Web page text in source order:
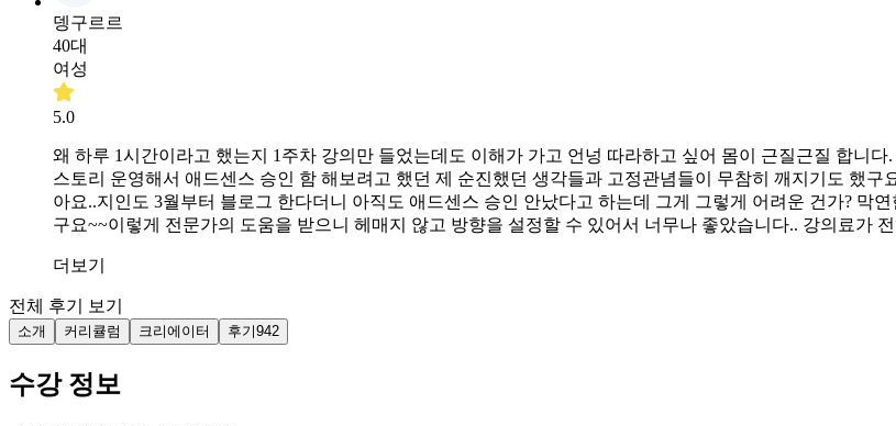
뎅구르르
40대
여성
5.0
왜 하루 1시간이라고 했는지 1주차 강의만 들었는데도 이해가 가고 언넝 따라하고 싶어 몸이 근질근질 합니
스토리 운영해서 애드센스 승인 함 해보려고 했던 제 순진했던 생각들과 고정관념들이 무참히 깨지기도 했
아요..지인도 3월부터 블로그 한다더니 아직도 애드센스 승인 안났다고 하는데 그게 그렇게 어려운 건가? 막
구요~~이렇게 전문가의 도움을 받으니 헤매지 않고 방향을 설정할 수 있어서 너무나 좋았습니다.. 강의료가
더보기
전체 후기 보기
소개 커리큘럼 크리에이터 후기942
수강 정보